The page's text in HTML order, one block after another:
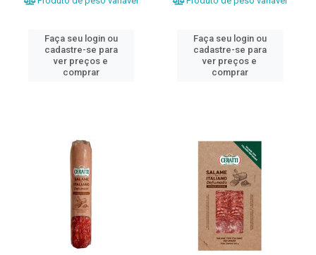
Faça seu login ou
cadastre-se para
ver preços e
comprar
Faça seu login ou
cadastre-se para
ver preços e
comprar